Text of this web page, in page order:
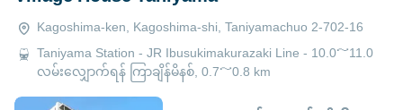
Kagoshima-ken, Kagoshima-shi, Taniyamachuo 2-702-16
Taniyama Station - JR Ibusukimakurazaki Line - 10.0～11.0
လမ်းလျှောက်ရန် ကြာချိန်မိနစ်, 0.7～0.8 km